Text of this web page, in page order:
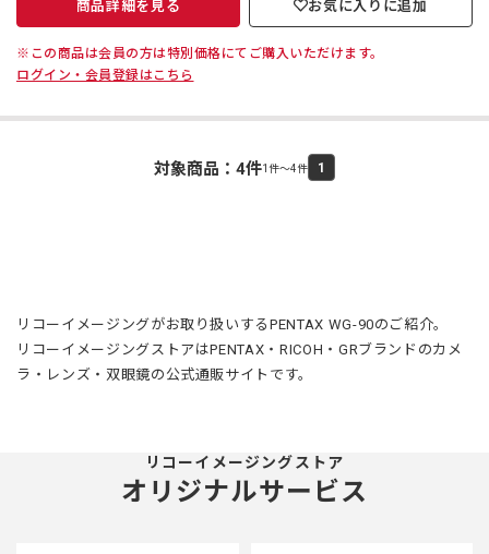
商品詳細を見る お気に入りに追加
※この商品は会員の方は特別価格にてご購入いただけます。
ログイン・会員登録はこちら
対象商品： 4件1件～4件 1
リコーイメージングがお取り扱いするPENTAX WG-90のご紹介。
リコーイメージングストアはPENTAX・RICOH・GRブランドのカメ
ラ・レンズ・双眼鏡の公式通販サイトです。
リコーイメージングストア
オリジナルサービス